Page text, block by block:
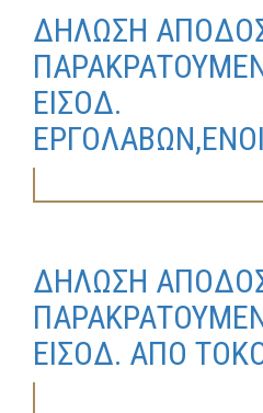
ΔΗΛΩΣΗ
ΕΙΣΟΔ.
ΔΗΛΩΣΗ
ΕΙΣΟΔ. ΑΠΟ